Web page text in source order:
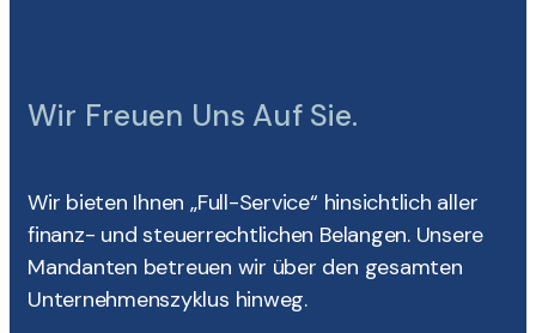
Wir Freuen Uns Auf Sie.
Wir bieten Ihnen „Full-Service“ hinsichtlich aller
finanz- und steuerrechtlichen Belangen. Unsere
Mandanten betreuen wir über den gesamten
Unternehmenszyklus hinweg.